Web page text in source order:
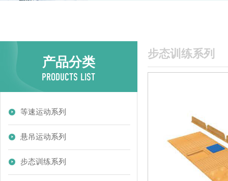
产品分类
等速运动系列
悬吊运动系列
步态训练系列
步态训练系列